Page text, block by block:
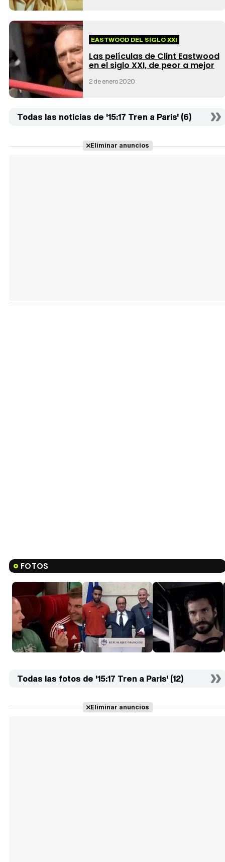
EASTWOOD DEL SIGLO XXI
Las películas de Clint Eastwood
en el siglo XXI, de peor a mejor
2 de enero 2020
Todas las noticias de '15:17 Tren a Paris' (6)
Eliminar anuncios
FOTOS
Todas las fotos de '15:17 Tren a Paris' (12)
Eliminar anuncios